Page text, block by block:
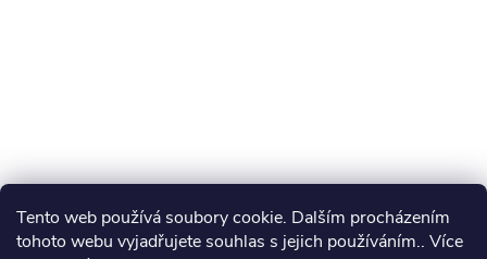
Tento web používá soubory cookie. Dalším procházením
tohoto webu vyjadřujete souhlas s jejich používáním.. Více